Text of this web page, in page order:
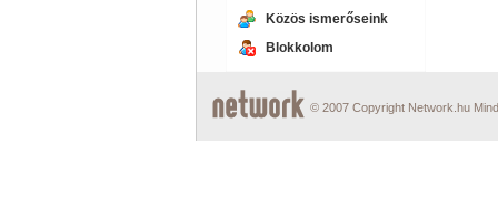
Közös ismerőseink
Blokkolom
© 2007 Copyright Network.hu